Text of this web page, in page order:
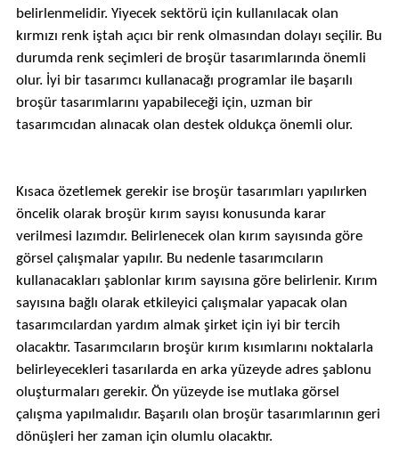
belirlenmelidir. Yiyecek sektörü için kullanılacak olan
kırmızı renk iştah açıcı bir renk olmasından dolayı seçilir. Bu
durumda renk seçimleri de broşür tasarımlarında önemli
olur. İyi bir tasarımcı kullanacağı programlar ile başarılı
broşür tasarımlarını yapabileceği için, uzman bir
tasarımcıdan alınacak olan destek oldukça önemli olur.
Kısaca özetlemek gerekir ise broşür tasarımları yapılırken
öncelik olarak broşür kırım sayısı konusunda karar
verilmesi lazımdır. Belirlenecek olan kırım sayısında göre
görsel çalışmalar yapılır. Bu nedenle tasarımcıların
kullanacakları şablonlar kırım sayısına göre belirlenir. Kırım
sayısına bağlı olarak etkileyici çalışmalar yapacak olan
tasarımcılardan yardım almak şirket için iyi bir tercih
olacaktır. Tasarımcıların broşür kırım kısımlarını noktalarla
belirleyecekleri tasarılarda en arka yüzeyde adres şablonu
oluşturmaları gerekir. Ön yüzeyde ise mutlaka görsel
çalışma yapılmalıdır. Başarılı olan broşür tasarımlarının geri
dönüşleri her zaman için olumlu olacaktır.